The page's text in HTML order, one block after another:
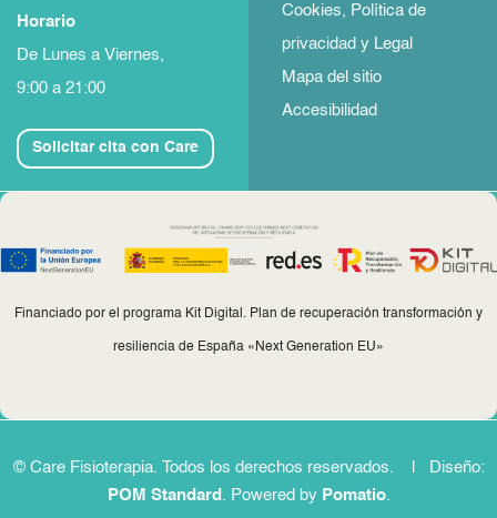
Horario
De Lunes a Viernes,
9:00 a 21:00
Solicitar cita con Care
Cookies, Política de
privacidad y Legal
Mapa del sitio
Accesibilidad
Financiado por el programa Kit Digital. Plan de recuperación transformación y
resiliencia de España «Next Generation EU»
© Care Fisioterapia. Todos los derechos reservados. | Diseño:
POM Standard . Powered by Pomatio.